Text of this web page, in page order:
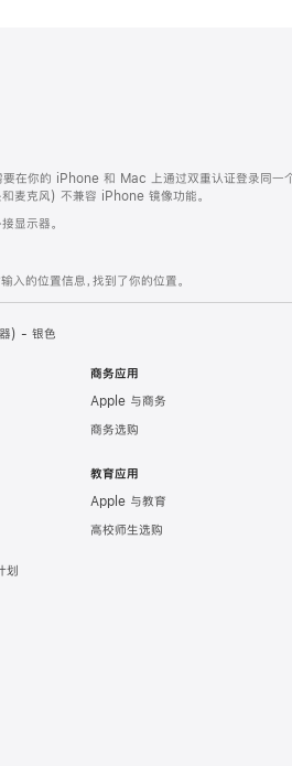
在你的 iPhone 和 Mac 上通过双重认证登录同
麦克风) 不兼容 iPhone 镜像功能。
显示器。
的位置信息，找到了你的位置。
) - 银色
划
商务应用
Apple 与商务
商务选购
教育应用
Apple 与教育
高校师生选购